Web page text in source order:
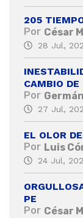
205
Por César
28 Jul,
CAMBIO DE
Por
27 Jul,
EL OLOR
Por Luis
24 Jul,
PE
Por César